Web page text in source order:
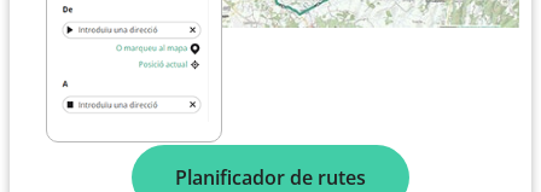
Planificador de rutes